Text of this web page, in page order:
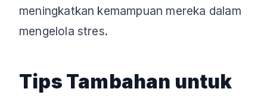
meningkatkan kemampuan mereka dalam
mengelola stres.
Tips Tambahan untuk